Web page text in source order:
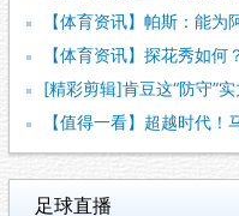
【体育资讯】帕斯：能为阿
【体育资讯】探花秀如
[精彩剪辑]肯豆这“防守”实
【值得一看】超越时代！
足球直播